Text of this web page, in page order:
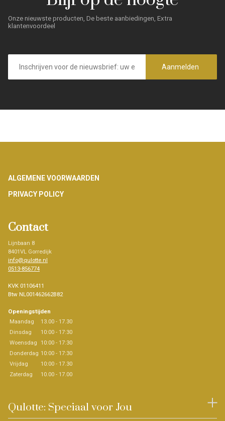
Onze nieuwste producten, De beste aanbiedingen, Extra
klantenvoordeel
E-
mailadres
Aanmelden
Footer
ALGEMENE VOORWAARDEN
PRIVACY POLICY
Contact
Lijnbaan 8
8401VL Gorredijk
info@qulotte.nl
0513-856774
KVK 01106411
Btw NL001462662B82
Openingstijden
Maandag
13.00 - 17.30
Dinsdag
10:00 - 17:30
Woensdag 10:00 - 17:30
Donderdag 10:00 - 17:30
Vrijdag
10:00 - 17.30
Zaterdag
10.00 - 17.00
Qulotte: Speciaal voor Jou